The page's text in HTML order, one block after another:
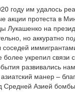
году им удалось
акции протеста в
Лукашенко на
но аккуратно
соседей
укрепил связи
развивались
манер –
Средней Азией